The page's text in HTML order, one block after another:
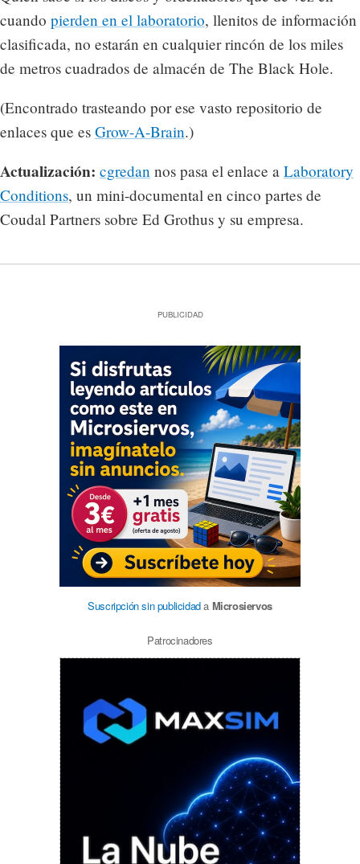
cuando pierden en el laboratorio, llenitos de información
clasificada, no estarán en cualquier rincón de los miles
de metros cuadrados de almacén de The Black Hole.
(Encontrado trasteando por ese vasto repositorio de
enlaces que es Grow-A-Brain.)
Actualización: cgredan nos pasa el enlace a Laboratory
Conditions, un mini-documental en cinco partes de
Coudal Partners sobre Ed Grothus y su empresa.
PUBLICIDAD
Suscripción sin publicidada Microsiervos
Patrocinadores